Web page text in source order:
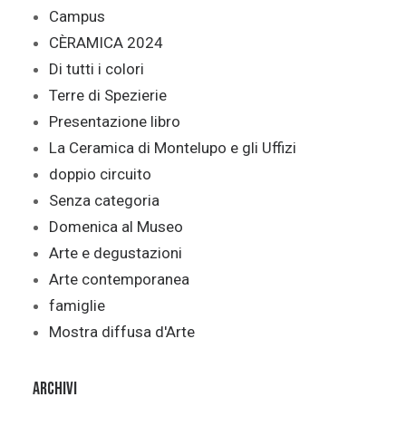
Campus
CÈRAMICA 2024
Di tutti i colori
Terre di Spezierie
Presentazione libro
La Ceramica di Montelupo e gli Uffizi
doppio circuito
Senza categoria
Domenica al Museo
Arte e degustazioni
Arte contemporanea
famiglie
Mostra diffusa d'Arte
Archivi